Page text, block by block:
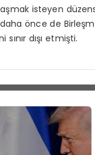
isteyen
önce de
dışı etmişti.